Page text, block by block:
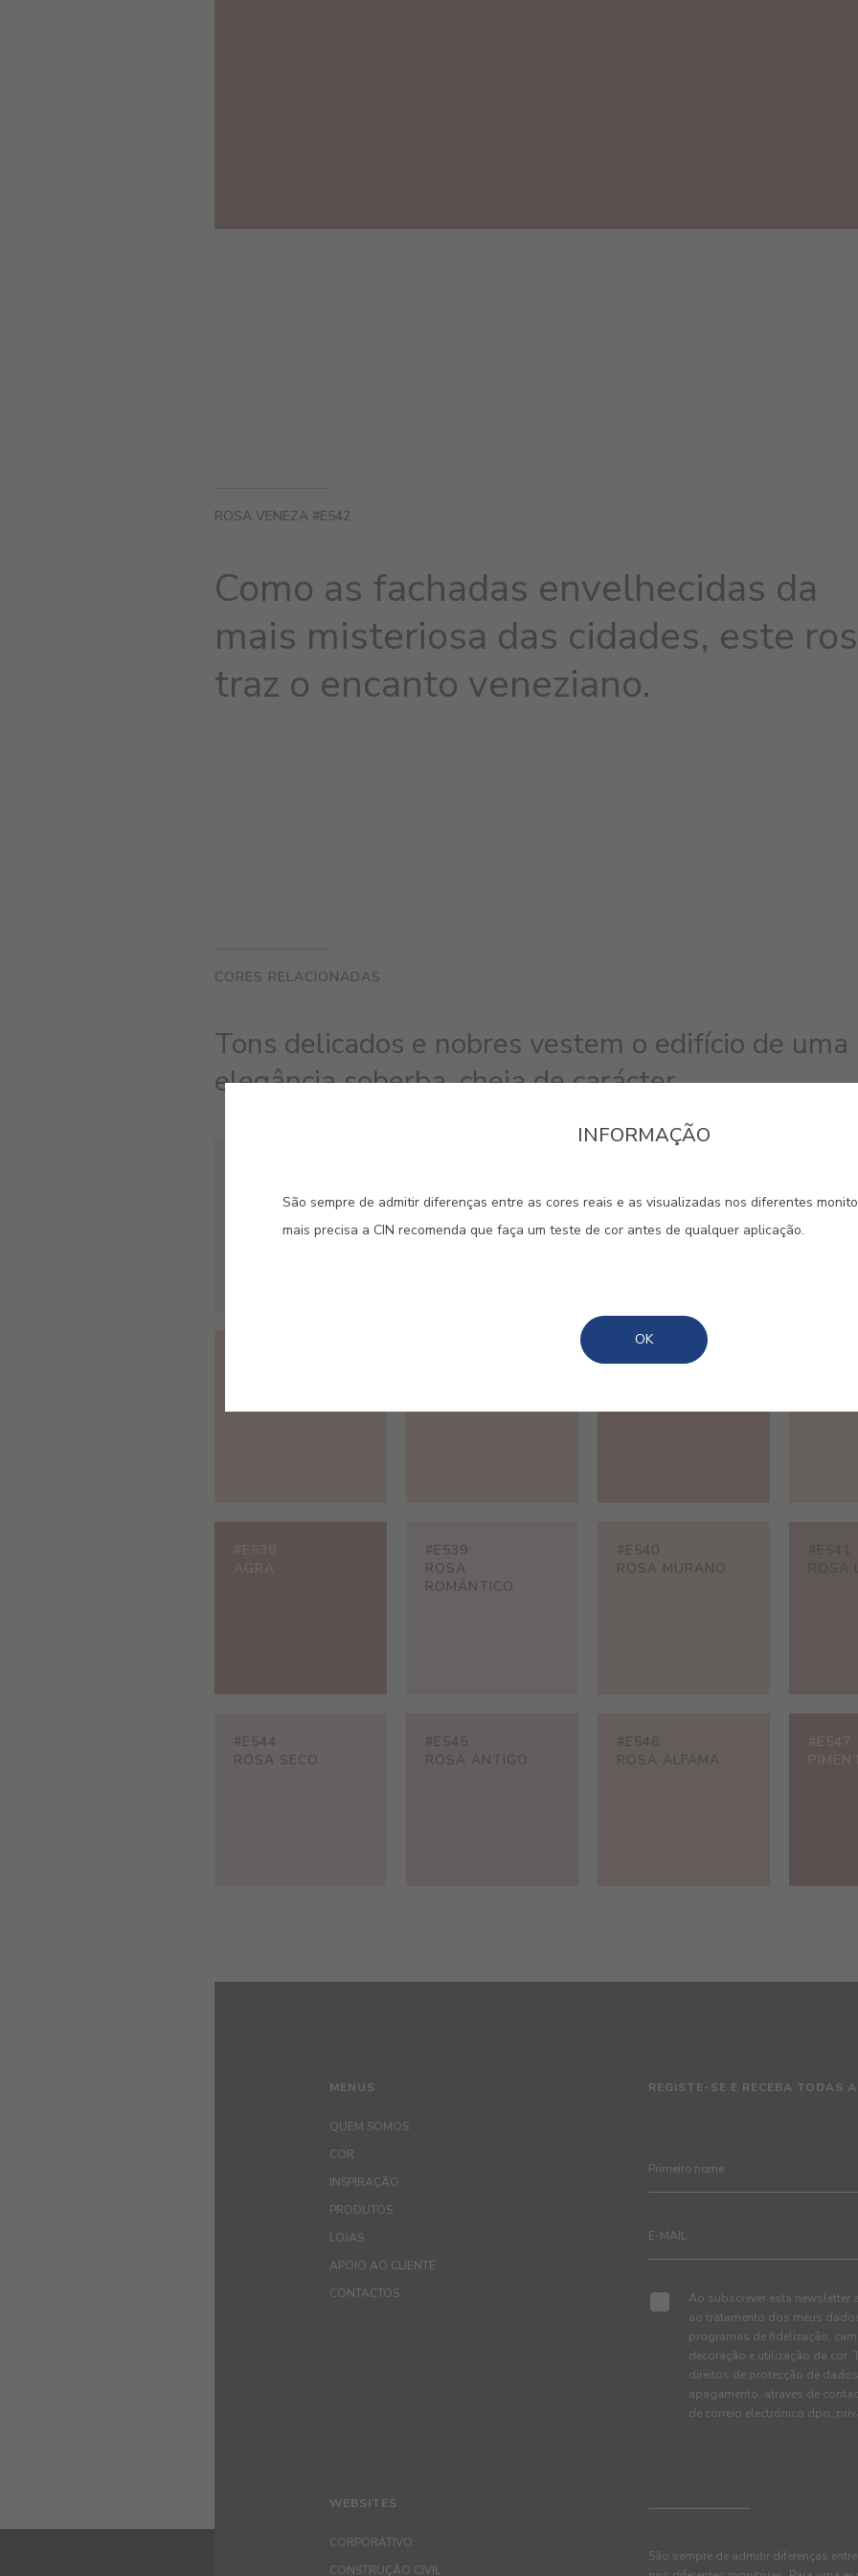
ROSA VENEZA #E542
Como as fachadas envelhecidas da
mais misteriosa das cidades, este
traz o encanto veneziano.
CORES RELACIONADAS
Tons delicados e nobres vestem o edifício de uma
elegância soberba, cheia de carácter.
#E538
AGRA
#E539
ROSA
ROMÂNTICO
#E540
ROSA MURANO
#E541
ROSA
#E544
ROSA SECO
#E545
ROSA ANTIGO
#E546
ROSA ALFAMA
#E547
MENUS
QUEM SOMOS
COR
INSPIRAÇÃO
PRODUTOS
LOJAS
APOIO AO CLIENTE
CONTACTOS
REGISTE-SE E RECEBA TODAS
Ao subscrever esta newsletter
ao tratamento dos meus
programas de fidelização,
decoração e utilização da cor.
direitos de protecção de
apagamento, através de
de correio electrónico
WEBSITES
CORPORATIVO
CONSTRUÇÃO CIVIL
São sempre de admitir diferenças
INFORMAÇÃO
São sempre de admitir diferenças entre as cores reais e as visualizadas nos diferentes
mais precisa a CIN recomenda que faça um teste de cor antes de qualquer aplicação.
OK